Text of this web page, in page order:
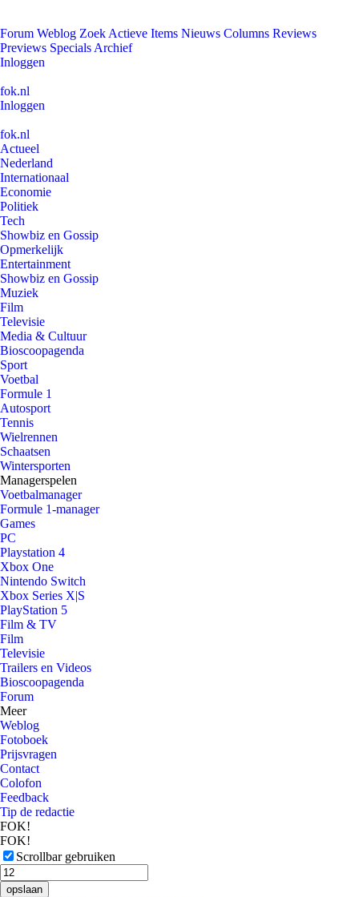
Forum Weblog Zoek Actieve Items Nieuws Columns Reviews
Previews Specials Archief
Inloggen
fok.nl
Inloggen
fok.nl
Actueel
Nederland
Internationaal
Economie
Politiek
Tech
Showbiz en Gossip
Opmerkelijk
Entertainment
Showbiz en Gossip
Muziek
Film
Televisie
Media & Cultuur
Bioscoopagenda
Sport
Voetbal
Formule 1
Autosport
Tennis
Wielrennen
Schaatsen
Wintersporten
Managerspelen
Voetbalmanager
Formule 1-manager
Games
PC
Playstation 4
Xbox One
Nintendo Switch
Xbox Series X|S
PlayStation 5
Film & TV
Film
Televisie
Trailers en Videos
Bioscoopagenda
Forum
Meer
Weblog
Fotoboek
Prijsvragen
Contact
Colofon
Feedback
Tip de redactie
FOK!
FOK!
Scrollbar gebruiken
opslaan